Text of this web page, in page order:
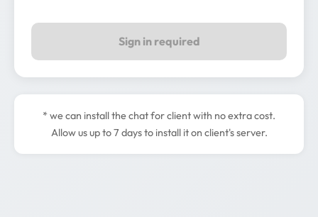
Sign in required
* we can install the chat for client with no extra cost.
Allow us up to 7 days to install it on client's server.